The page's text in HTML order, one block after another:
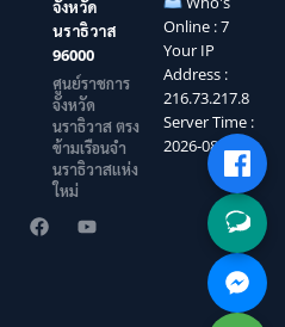
จังหวัด
นราธิวาส
96000
ศูนย์ราชการ
จังหวัด
นราธิวาส ตรง
ข้ามเรือนจำ
นราธิวาสแห่ง
ใหม่
Online : 7
Your IP
Address :
216.73.217.8
Server Time :
2026-08-09